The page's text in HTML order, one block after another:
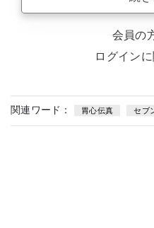
会員の
ログイン
関連ワード： 胃心伝真 セブ